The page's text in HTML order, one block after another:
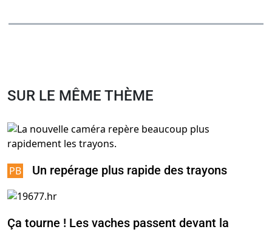
SUR LE MÊME THÈME
Un repérage plus rapide des trayons
Ça tourne ! Les vaches passent devant la